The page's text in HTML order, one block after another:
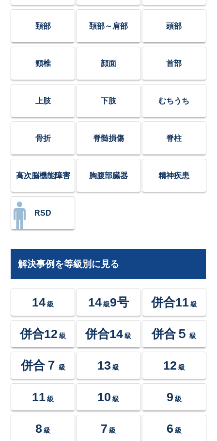
頚部 頚部～肩部 頭部
頸椎 顔面 首部
上肢 下肢 むちうち
骨折 脊髄損傷 脊柱
高次脳機能障害 胸腹部臓器 精神疾患
RSD
解決事例を等級別に見る
14 級 14級9号 併合11 級
併合12 級 併合14 級 併合５ 級
併合７ 級 13 級 12 級
11 級 10 級 9 級
8 級 7 級 6 級